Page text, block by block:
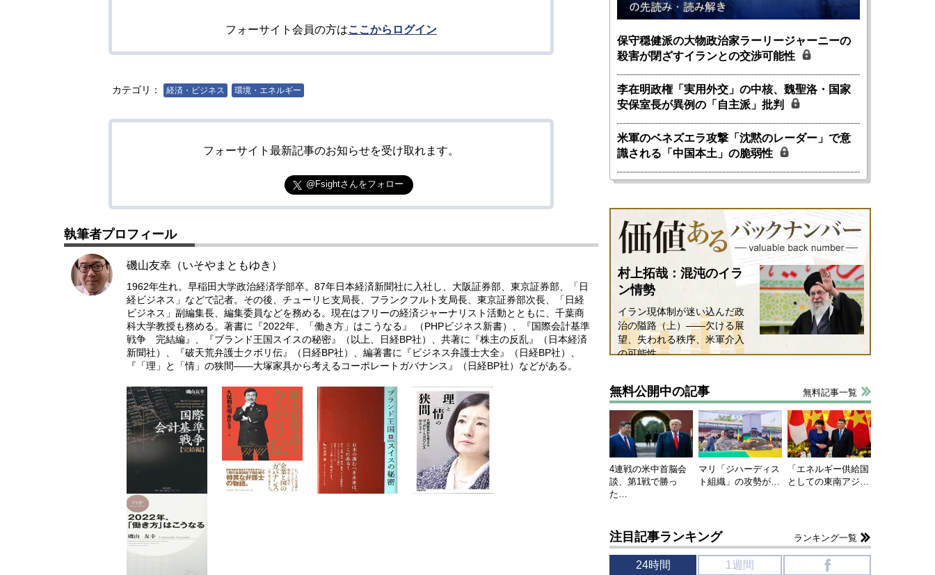
フォーサイト会員の方はここからログイン
カテゴリ： 経済・ビジネス 環境・エネルギー
フォーサイト最新記事のお知らせを受け取れます。
@Fsightさんをフォロー
執筆者プロフィール
磯山友幸（いそやまともゆき）
1962年生れ。早稲田大学政治経済学部卒。87年日本経済新聞社に入社し、大阪証券部、東京証券部、「日
経ビジネス」などで記者。その後、チューリヒ支局長、フランクフルト支局長、東京証券部次長、「日経
ビジネス」副編集長、編集委員などを務める。現在はフリーの経済ジャーナリスト活動とともに、千葉商
科大学教授も務める。著書に『2022年、「働き方」はこうなる』 （PHPビジネス新書）、『国際会計基準
戦争 完結編』、『ブランド王国スイスの秘密』（以上、日経BP社）、共著に『株主の反乱』（日本経済
新聞社）、『破天荒弁護士クボリ伝』（日経BP社）、編著書に『ビジネス弁護士大全』（日経BP社）、
『「理」と「情」の狭間――大塚家具から考えるコーポレートガバナンス』（日経BP社）などがある。
保守穏健派の大物政治家ラーリージャーニーの
殺害が閉ざすイランとの交渉可能性
李在明政権「実用外交」の中核、魏聖洛・国家
安保室長が異例の「自主派」批判
米軍のベネズエラ攻撃「沈黙のレーダー」で意
識される「中国本土」の脆弱性
村上拓哉：混沌のイラ
ン情勢
イラン現体制が迷い込んだ政
治の隘路（上）――欠ける展
望、失われる秩序、米軍介入
の可能性
無料公開中の記事 無料記事一覧
4連戦の米中首脳会
談、第1戦で勝っ
た…
マリ「ジハーディス
ト組織」の攻勢が…
「エネルギー供給国
としての東南アジ…
注目記事ランキング ランキング一覧
24時間 1週間